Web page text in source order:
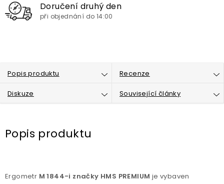
Doručení druhý den
při objednání do 14:00
Popis produktu Recenze
Diskuze Související články
Popis produktu
Ergometr M 1844-i značky HMS PREMIUM je vybaven